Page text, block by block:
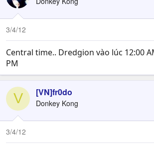
3/4/12
Central time.. Dredgion vào lúc 12:00
PM
V [VN]fr0do
Donkey Kong
3/4/12